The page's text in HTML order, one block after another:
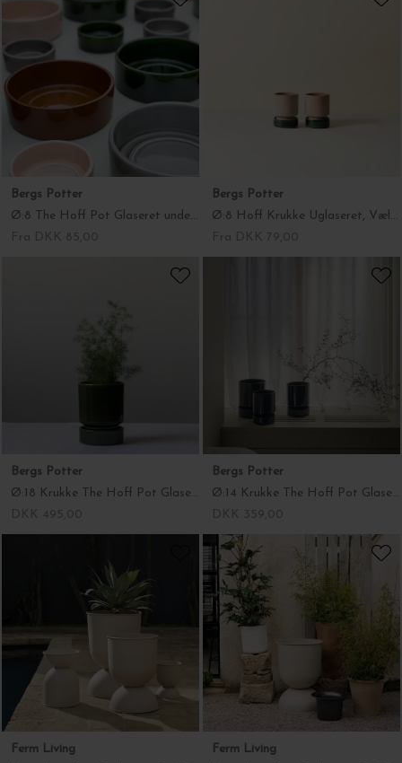
Bergs Potter
Ø:8 The Hoff Pot Glaseret underskål, Vælg farve
Bergs Potter
Ø:8 Hoff Krukke Uglaseret, Vælg farve
Bergs Potter
Ø:18 Krukke The Hoff Pot Glaseret - Hent selv
Bergs Potter
Ø:14 Krukke The Hoff Pot Glaseret, fl.farver
Ferm Living
Ferm Living